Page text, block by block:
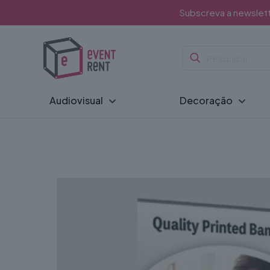
Subscreva a
Audiovisual Decoração